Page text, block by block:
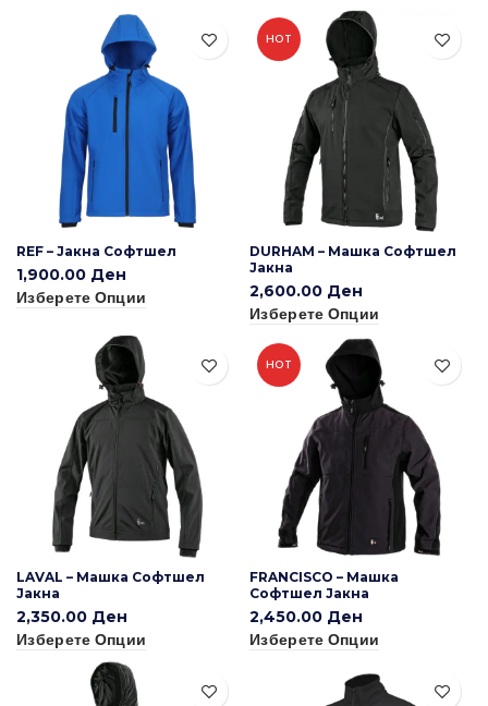
REF – Јакна Софтшел
1,900.00 Ден
Изберете Опции
HOT
DURHAM – Машка Софтшел
Јакна
2,600.00 Ден
Изберете Опции
LAVAL – Машка Софтшел
Јакна
2,350.00 Ден
Изберете Опции
HOT
FRANCISCO – Машка
Софтшел Јакна
2,450.00 Ден
Изберете Опции